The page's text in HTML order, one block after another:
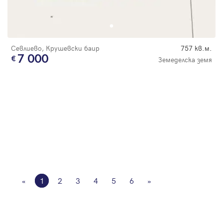
Севлиево, Крушевски баир 757 кв.м.
7 000 Земеделска земя
« 1 2 3 4 5 6 »